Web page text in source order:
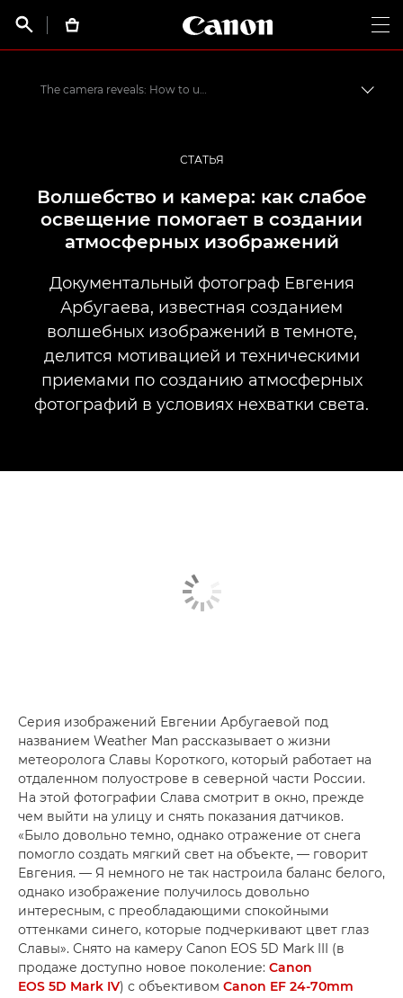
 
Canon Logo, back
Профессиональная фото- и видеосъемка
Истории от профессионалов: вдохновляющие идеи для печати, а также фото- и видеосъемки
СТАТЬЯ
Волшебство и камера: как слабое
освещение помогает в создании
атмосферных изображений
Документальный фотограф Евгения
Арбугаева, известная созданием
волшебных изображений в темноте,
делится мотивацией и техническими
приемами по созданию атмосферных
фотографий в условиях нехватки света.
Серия изображений Евгении Арбугаевой под
названием Weather Man рассказывает о жизни
метеоролога Славы Короткого, который работает на
отдаленном полуострове в северной части России.
На этой фотографии Слава смотрит в окно, прежде
чем выйти на улицу и снять показания датчиков.
«Было довольно темно, однако отражение от снега
помогло создать мягкий свет на объекте, — говорит
Евгения. — Я немного не так настроила баланс белого,
однако изображение получилось довольно
интересным, с преобладающими спокойными
оттенками синего, которые подчеркивают цвет глаз
Славы». Снято на камеру Canon EOS 5D Mark III (в
продаже доступно новое поколение: Canon
EOS 5D Mark IV) с объективом Canon EF 24-70mm